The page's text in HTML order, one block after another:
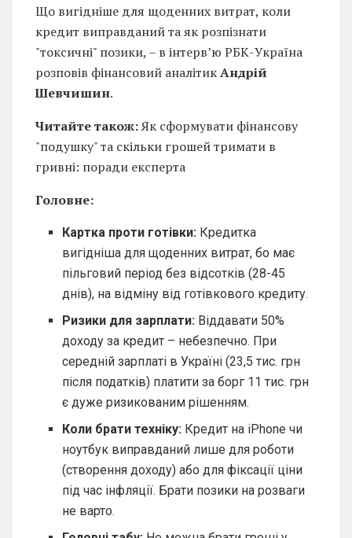
Що вигідніше для щоденних витрат, коли
кредит виправданий та як розпізнати
"токсичні" позики, – в інтерв’ю РБК-Україна
розповів фінансовий аналітикАндрій
Шевчишин.
Читайте також:Як сформувати фінансову
"подушку" та скільки грошей тримати в
гривні: поради експерта
Головне:
Картка проти готівки: Кредитка
вигідніша для щоденних витрат, бо має
пільговий період без відсотків (28-45
днів), на відміну від готівкового кредиту.
Ризики для зарплати: Віддавати 50%
доходу за кредит – небезпечно. При
середній зарплаті в Україні (23,5 тис. грн
після податків) платити за борг 11 тис. грн
є дуже ризикованим рішенням.
Коли брати техніку: Кредит на iPhone чи
ноутбук виправданий лише для роботи
(створення доходу) або для фіксації ціни
під час інфляції. Брати позики на розваги
не варто.